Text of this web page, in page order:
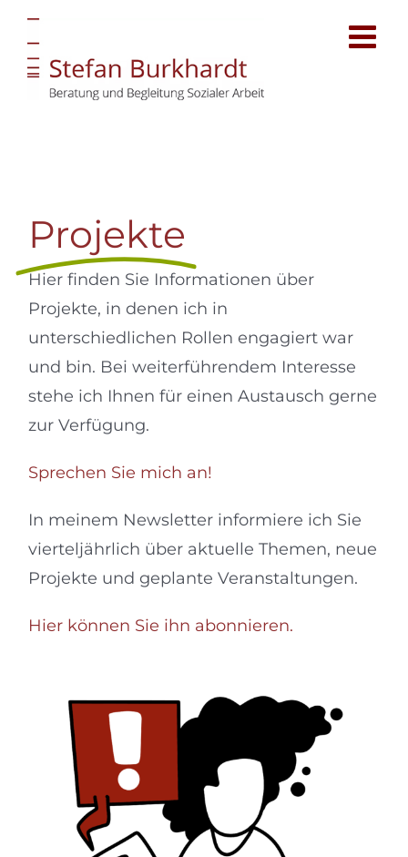
Zum
Inhalt
springen
Projekte
Hier finden Sie Informationen über
Projekte, in denen ich in
unterschiedlichen Rollen engagiert war
und bin. Bei weiterführendem Interesse
stehe ich Ihnen für einen Austausch gerne
zur Verfügung.
Sprechen Sie mich an!
In meinem Newsletter informiere ich Sie
vierteljährlich über aktuelle Themen, neue
Projekte und geplante Veranstaltungen.
Hier können Sie ihn abonnieren.